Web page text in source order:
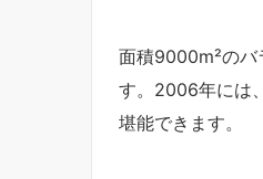
面積9000m²のバ
す。2006年には
堪能できます。